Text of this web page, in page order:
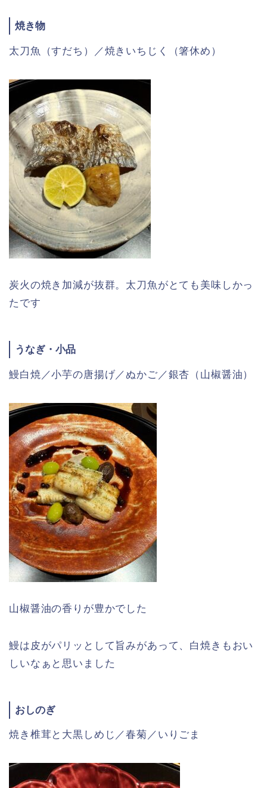
焼き物
太刀魚（すだち）／焼きいちじく（箸休め）
炭火の焼き加減が抜群。太刀魚がとても美味しかっ
たです
うなぎ・小品
鰻白焼／小芋の唐揚げ／ぬかご／銀杏（山椒醤油）
山椒醤油の香りが豊かでした
鰻は皮がパリッとして旨みがあって、白焼きもおい
しいなぁと思いました
おしのぎ
焼き椎茸と大黒しめじ／春菊／いりごま